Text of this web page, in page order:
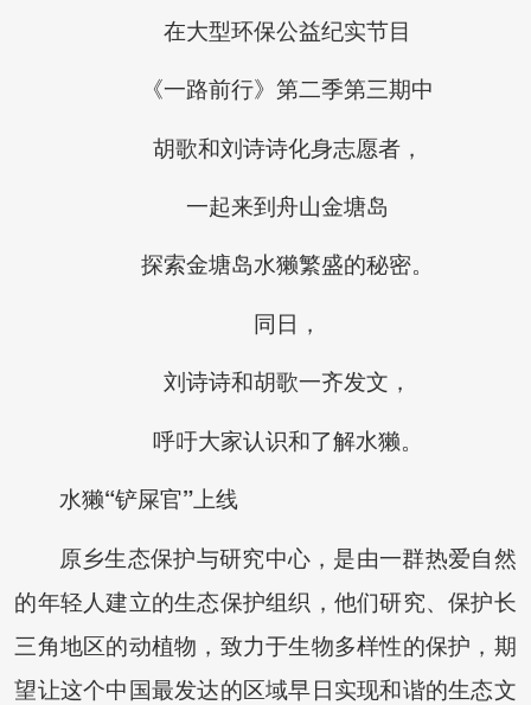
在大型环保公益纪实节目
《一路前行》第二季第三期中
胡歌和刘诗诗化身志愿者，
一起来到舟山金塘岛
探索金塘岛水獭繁盛的秘密。
同日，
刘诗诗和胡歌一齐发文，
呼吁大家认识和了解水獭。
水獭“铲屎官”上线
原乡生态保护与研究中心，是由一群热爱自然
的年轻人建立的生态保护组织，他们研究、保护长
三角地区的动植物，致力于生物多样性的保护，期
望让这个中国最发达的区域早日实现和谐的生态文